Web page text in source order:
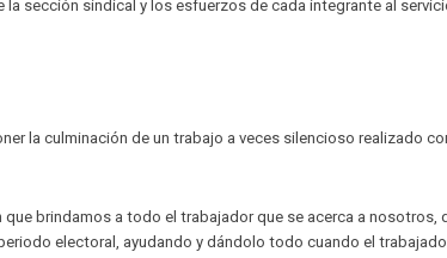
sección sindical y los esfuerzos de cada integrante al
la culminación de un trabajo a veces silencioso realizado
brindamos a todo el trabajador que se acerca a nosotros,
electoral, ayudando y dándolo todo cuando el